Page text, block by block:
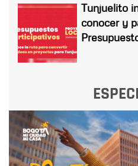
Tunjuelito
conocer y